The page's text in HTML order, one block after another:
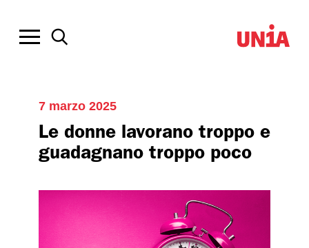
7 marzo 2025
Le donne lavorano troppo e
guadagnano troppo poco